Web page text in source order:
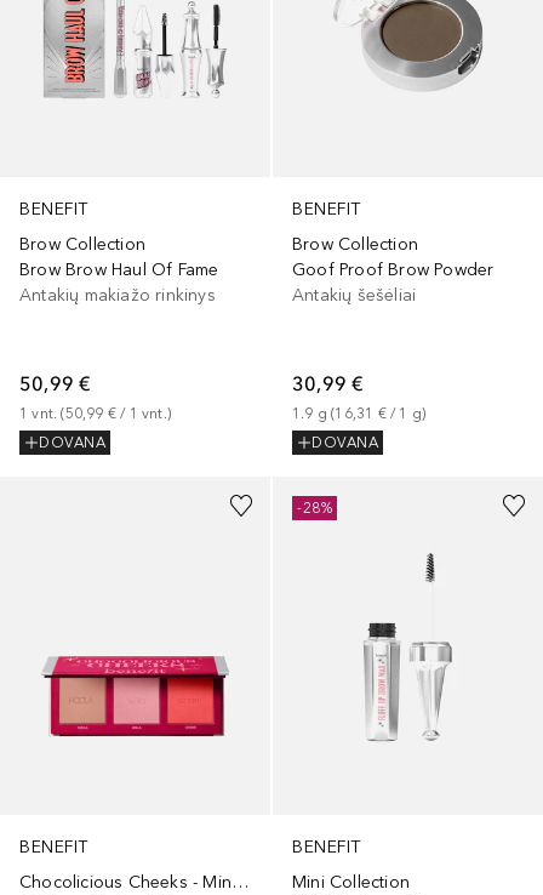
BENEFIT
Brow Collection
Brow Brow Haul Of Fame
Antakių makiažo rinkinys
50,99 €
1 vnt. (50,99 € / 1 vnt.)
DOVANA
BENEFIT
Brow Collection
Goof Proof Brow Powder
Antakių šešėliai
30,99 €
1.9 g (16,31 € / 1 g)
DOVANA
BENEFIT
Chocolicious Cheeks - Mini Bronzer & Blush Holiday Beauty Palette
BENEFIT
Mini Collection
-28%